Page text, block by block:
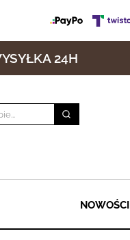
24H
NOWOŚCI